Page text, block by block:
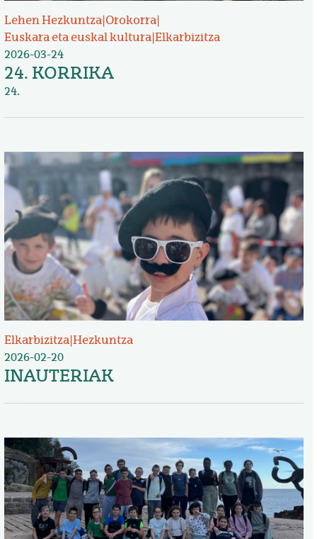
Lehen Hezkuntza|Orokorra|
Euskara eta euskal kultura|Elkarbizitza
2026-03-24
24. KORRIKA
24.
Irudia
Elkarbizitza|Hezkuntza
2026-02-20
INAUTERIAK
Irudia